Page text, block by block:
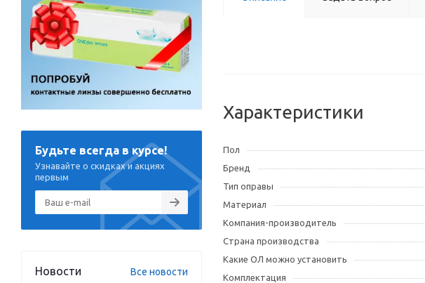
Характеристики
Пол
Бренд
Тип оправы
Материал
Компания-производитель
Страна производства
Какие ОЛ можно установить
Комплектация
Будьте всегда в курсе!
Узнавайте о скидках и акциях
первым
Новости Все новости